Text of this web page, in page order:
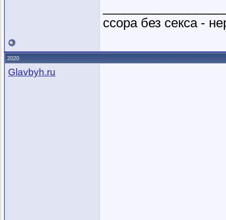
ссора без секса -
2020
Glavbyh.ru